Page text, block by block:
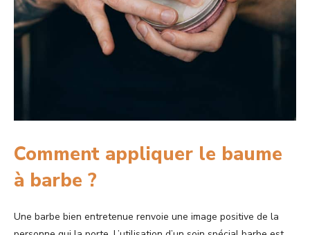
Comment appliquer le baume
à barbe ?
Une barbe bien entretenue renvoie une image positive de la